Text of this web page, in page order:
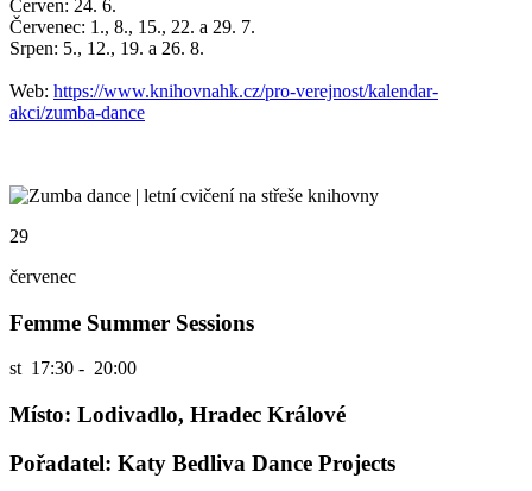
Červen: 24. 6.
Červenec: 1., 8., 15., 22. a 29. 7.
Srpen: 5., 12., 19. a 26. 8.
Web: https://www.knihovnahk.cz/pro-verejnost/kalendar-
akci/zumba-dance
29
červenec
Femme Summer Sessions
st 17:30 - 20:00
Místo: Lodivadlo, Hradec Králové
Pořadatel: Katy Bedliva Dance Projects